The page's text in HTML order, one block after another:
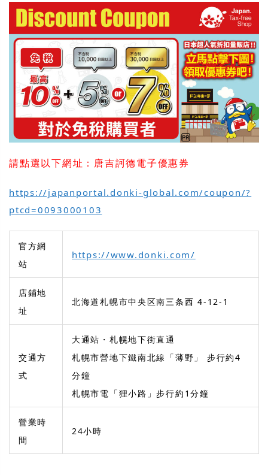
請點選以下網址：唐吉訶德電子優惠券
https://japanportal.donki-global.com/coupon/?
ptcd=0093000103
官方網
站
https://www.donki.com/
店鋪地
址
北海道札幌市中央区南三条西 4-12-1
交通方
式
大通站・札幌地下街直通
札幌市營地下鐵南北線「薄野」 步行約4
分鐘
札幌市電「狸小路」步行約1分鐘
營業時
間
24小時